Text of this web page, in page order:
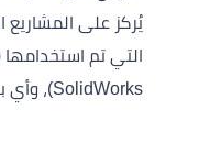
يُركز على المشاريع
SolidWorks)، وأي براءات اختراع أو أبحاث تطبيقية.